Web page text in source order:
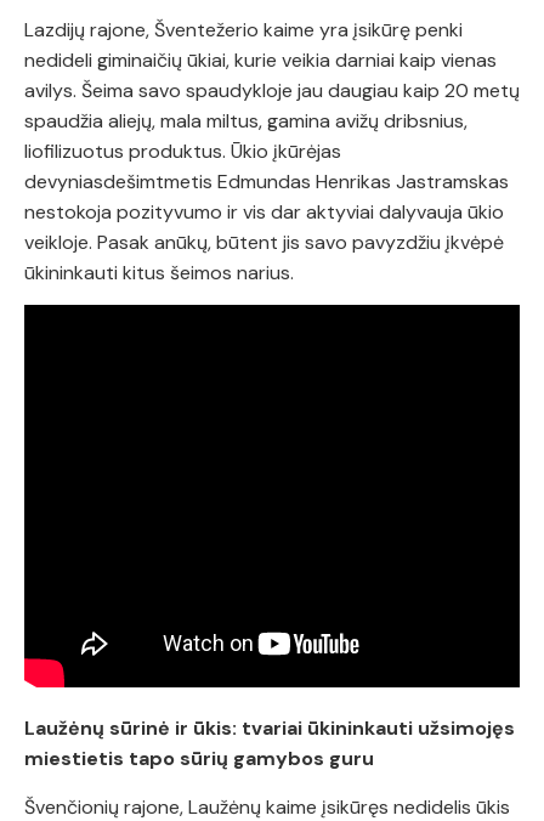
Lazdijų rajone, Šventežerio kaime yra įsikūrę penki
nedideli giminaičių ūkiai, kurie veikia darniai kaip vienas
avilys. Šeima savo spaudykloje jau daugiau kaip 20 metų
spaudžia aliejų, mala miltus, gamina avižų dribsnius,
liofilizuotus produktus. Ūkio įkūrėjas
devyniasdešimtmetis Edmundas Henrikas Jastramskas
nestokoja pozityvumo ir vis dar aktyviai dalyvauja ūkio
veikloje. Pasak anūkų, būtent jis savo pavyzdžiu įkvėpė
ūkininkauti kitus šeimos narius.
Laužėnų sūrinė ir ūkis: tvariai ūkininkauti užsimojęs
miestietis tapo sūrių gamybos guru
Švenčionių rajone, Laužėnų kaime įsikūręs nedidelis ūkis